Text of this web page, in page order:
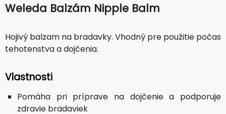
Weleda Balzám Nipple Balm
Hojivý balzam na bradavky. Vhodný pre použitie počas
tehotenstva a dojčenia.
Vlastnosti
Pomáha pri príprave na dojčenie a podporuje
zdravie bradaviek